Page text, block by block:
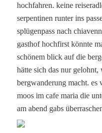
hochfahren. keine
serpentinen runter ins
splügenpass nach
gasthof hochfirst könnte
schönem blick auf die
hätte sich das nur
bergwanderung macht. es
moos im cafe maria die
am abend gabs